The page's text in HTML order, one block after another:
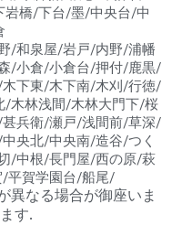
橋/下台/墨/中央台/中
/和泉屋/岩戸/内野/浦幡
/小倉/小倉台/押付/鹿黒/
下東/木下南/木刈/行徳/
木林浅間/木林大門下/桜
兵衛/瀬戸/浅間前/草深/
央北/中央南/造谷/つく
/中根/長門屋/西の原/萩
平賀学園台/船尾/
異なる場合が御座いま
す.